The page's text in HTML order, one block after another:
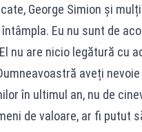
George Simion și
Eu nu sunt de
nu are nicio legătură cu
aveți
în ultimul an, nu de
de valoare, ar fi putut